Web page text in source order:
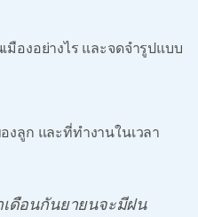
มืองอย่างไร และจดจำรูปแบบ
งลูก และที่ทำงานในเวลา
ดือนกันยายนจะมีฝน